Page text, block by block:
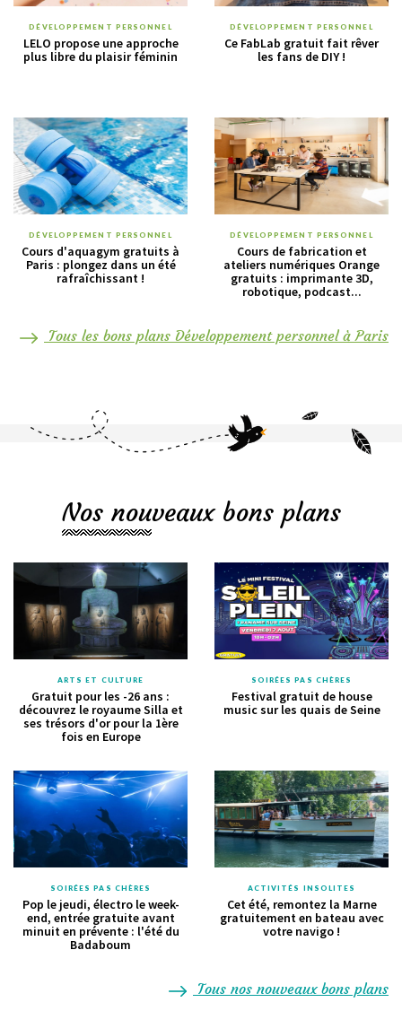
DÉVELOPPEMENT PERSONNEL
LELO propose une approche
plus libre du plaisir féminin
DÉVELOPPEMENT PERSONNEL
Ce FabLab gratuit fait rêver
les fans de DIY !
DÉVELOPPEMENT PERSONNEL
Cours d'aquagym gratuits à
Paris : plongez dans un été
rafraîchissant !
DÉVELOPPEMENT PERSONNEL
Cours de fabrication et
ateliers numériques Orange
gratuits : imprimante 3D,
robotique, podcast...
Tous les bons plans Développement personnel à Paris
Nos nouveaux bons plans
ARTS ET CULTURE
Gratuit pour les -26 ans :
découvrez le royaume Silla et
ses trésors d'or pour la 1ère
fois en Europe
SOIRÉES PAS CHÈRES
Festival gratuit de house
music sur les quais de Seine
SOIRÉES PAS CHÈRES
Pop le jeudi, électro le week-
end, entrée gratuite avant
minuit en prévente : l'été du
Badaboum
ACTIVITÉS INSOLITES
Cet été, remontez la Marne
gratuitement en bateau avec
votre navigo !
Tous nos nouveaux bons plans